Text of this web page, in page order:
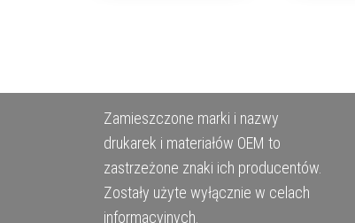
Zamieszczone marki i nazwy
drukarek i materiałów OEM to
zastrzeżone znaki ich producentów.
Zostały użyte wyłącznie w celach
informacyjnych.